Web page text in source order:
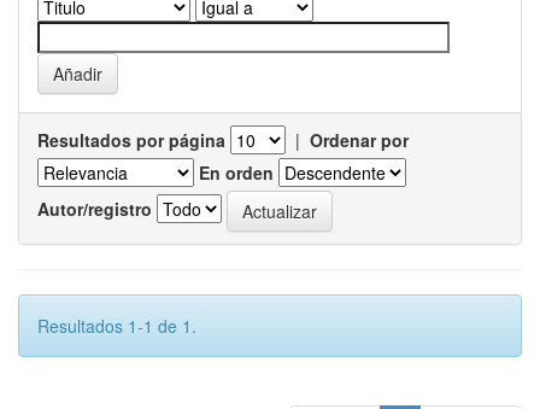
Resultados por página | Ordenar por
En orden
Autor/registro
Resultados 1-1 de 1.